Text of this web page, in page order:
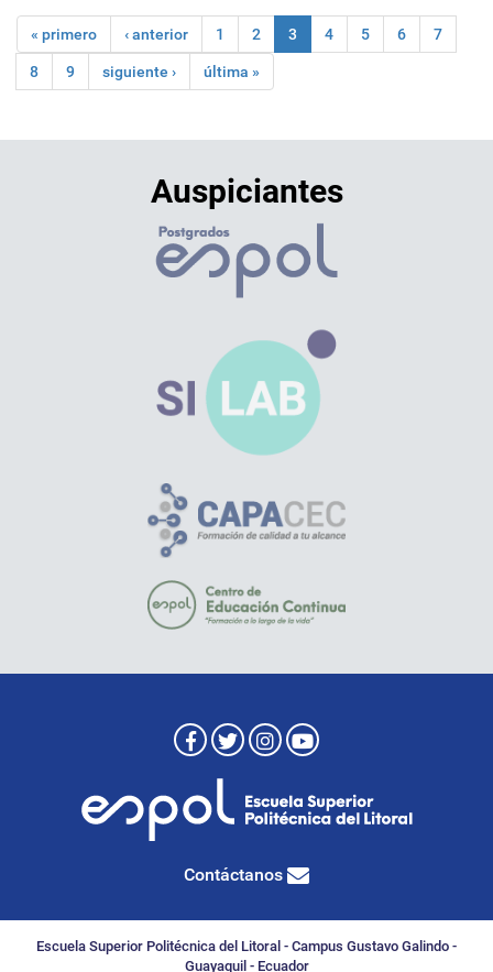
« primero ‹ anterior 1 2 3 4 5 6 7
8 9 siguiente › última »
Auspiciantes
Contáctanos
Escuela Superior Politécnica del Litoral - Campus Gustavo Galindo -
Guayaquil - Ecuador